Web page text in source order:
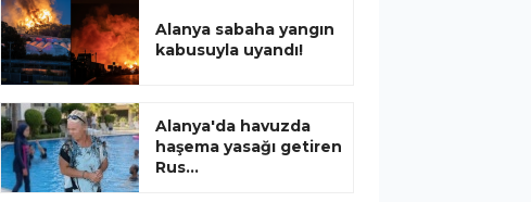
Alanya sabaha yangın
kabusuyla uyandı!
Alanya'da havuzda
haşema yasağı getiren
Rus...